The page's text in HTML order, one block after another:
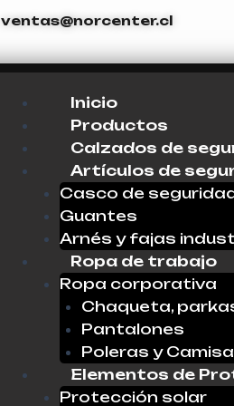
ventas@norcenter.cl
Inicio
Productos
Calzados de
Artículos de
Casco de
Guantes
Arnés y fajas
Ropa de trabajo
Ropa corporativa
Chaqueta,
Pantalones
Poleras y
Elementos de
Protección solar